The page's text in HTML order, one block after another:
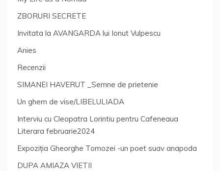
ZBORURI SECRETE
Invitata la AVANGARDA lui Ionut Vulpescu
Anies
Recenzii
SIMANEI HAVERUT _Semne de prietenie
Un ghem de vise/LIBELULIADA
Interviu cu Cleopatra Lorintiu pentru Cafeneaua
Literara februarie2024
Expoziția Gheorghe Tomozei -un poet suav anapoda
DUPA AMIAZA VIETII